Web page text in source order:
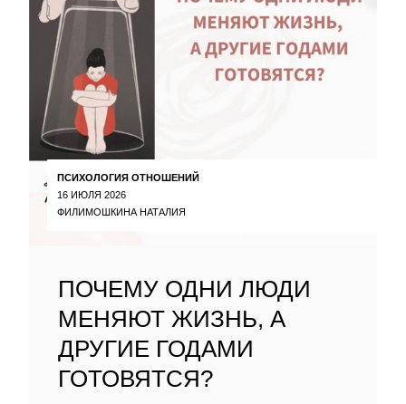
ПСИХОЛОГИЯ ОТНОШЕНИЙ
16 ИЮЛЯ 2026
ФИЛИМОШКИНА НАТАЛИЯ
ПОЧЕМУ ОДНИ ЛЮДИ
МЕНЯЮТ ЖИЗНЬ, А
ДРУГИЕ ГОДАМИ
ГОТОВЯТСЯ?